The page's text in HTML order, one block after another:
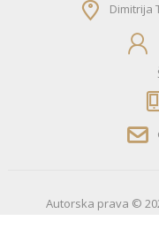
Dimitrija
Autorska prava ©